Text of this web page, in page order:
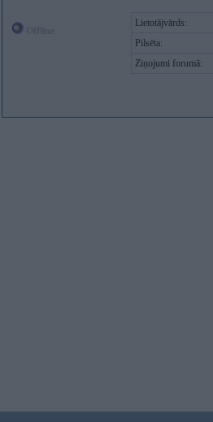
Lietotājvārds:
Pilsēta:
Ziņojumi forumā: